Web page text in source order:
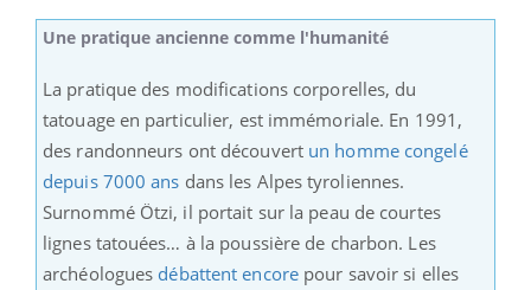
Une pratique ancienne comme l'humanité
La pratique des modifications corporelles, du
tatouage en particulier, est immémoriale. En 1991,
des randonneurs ont découvert un homme congelé
depuis 7000 ans dans les Alpes tyroliennes.
Surnommé Ötzi, il portait sur la peau de courtes
lignes tatouées… à la poussière de charbon. Les
archéologues débattent encorepour savoir si elles